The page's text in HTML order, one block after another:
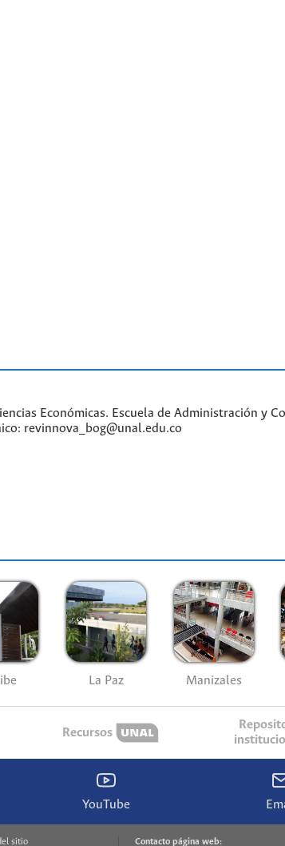
Económicas. Escuela de Administración y
revinnova_bog@unal.edu.co
La Paz Manizales
Recursos
YouTube
sitio Contacto página web: